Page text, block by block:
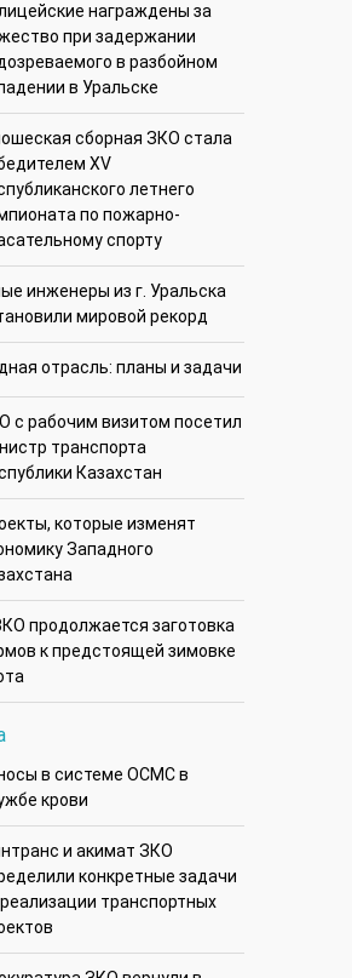
награждены за
при задержании
в разбойном
в Уральске
сборная ЗКО стала
XV
летнего
по пожарно-
спорту
инженеры из г. Уральска
мировой рекорд
отрасль: планы и задачи
с рабочим визитом посетил
транспорта
Казахстан
которые изменят
Западного
продолжается заготовка
к предстоящей зимовке
в системе ОСМС в
крови
и акимат ЗКО
конкретные задачи
транспортных